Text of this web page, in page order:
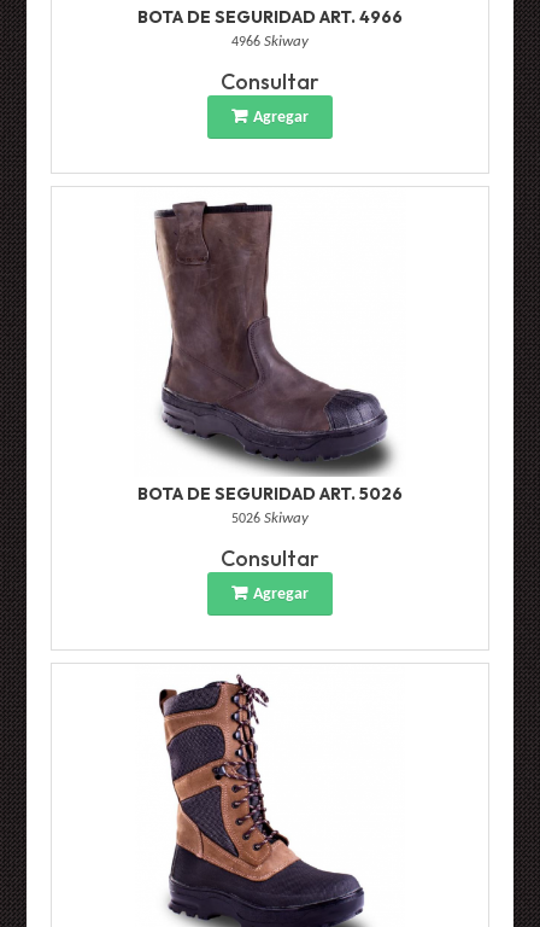
BOTA DE SEGURIDAD ART. 4966
4966 Skiway
Consultar
Agregar
BOTA DE SEGURIDAD ART. 5026
5026 Skiway
Consultar
Agregar